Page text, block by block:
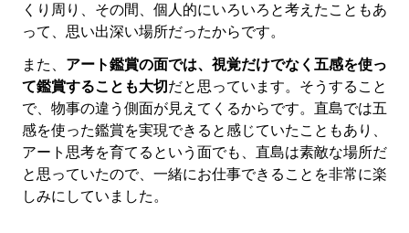
くり周り、その間、個人的にいろいろと考えたこともあ
って、思い出深い場所だったからです。
また、 アート鑑賞の面では、視覚だけでなく五感を使っ
て鑑賞することも大切だと思っています。そうすること
で、物事の違う側面が見えてくるからです。直島では五
感を使った鑑賞を実現できると感じていたこともあり、
アート思考を育てるという面でも、直島は素敵な場所だ
と思っていたので、一緒にお仕事できることを非常に楽
しみにしていました。